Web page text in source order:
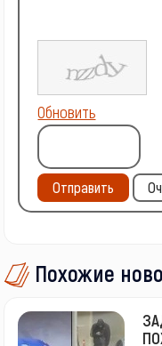
Обновить
Отправить
Похожие